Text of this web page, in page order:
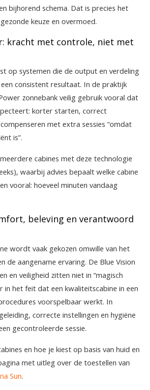
bijhorend schema. Dat is precies het
keuze en overmoed.
kracht met controle, niet met
op systemen die de output en verdeling
consistent resultaat. In de praktijk
zonnebank veilig gebruik vooral dat
korter starten, correct
met extra sessies “omdat
is”.
cabines met deze technologie
waarbij advies bepaalt welke cabine
vooral: hoeveel minuten vandaag
beleving en verantwoord
wordt vaak gekozen omwille van het
de aangename ervaring. De Blue Vision
en veiligheid zitten niet in “magisch
in het feit dat een kwaliteitscabine in een
voorspelbaar werkt. In
correcte instellingen en hygiëne
gecontroleerde sessie.
en hoe je kiest op basis van huid en
met uitleg over de toestellen van
Sun.